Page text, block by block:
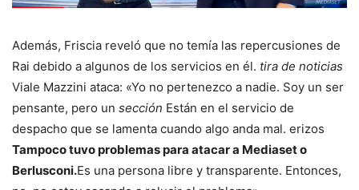
Además, Friscia reveló que no temía las repercusiones de
Rai debido a algunos de los servicios en él. tira de noticias
Viale Mazzini ataca: «Yo no pertenezco a nadie. Soy un ser
pensante, pero un sección Están en el servicio de
despacho que se lamenta cuando algo anda mal. erizos
Tampoco tuvo problemas para atacar a Mediaset o
Berlusconi.Es una persona libre y transparente. Entonces,